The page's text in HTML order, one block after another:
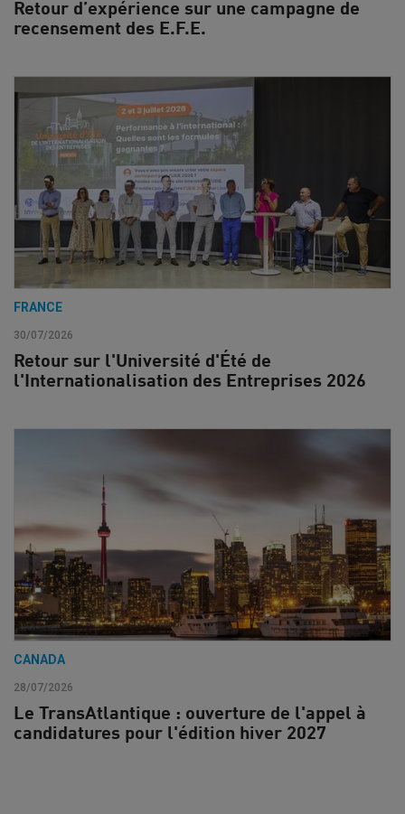
Retour d’expérience sur une campagne de
recensement des E.F.E.
FRANCE
30/07/2026
Retour sur l'Université d'Été de
l'Internationalisation des Entreprises 2026
CANADA
28/07/2026
Le TransAtlantique : ouverture de l'appel à
candidatures pour l'édition hiver 2027